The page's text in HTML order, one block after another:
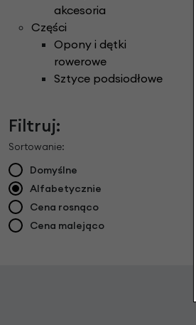
akcesoria
Części
Opony i dętki
rowerowe
Sztyce podsiodłowe
Filtruj:
Sortowanie:
Domyślne
Alfabetycznie
Cena rosnąco
Cena malejąco